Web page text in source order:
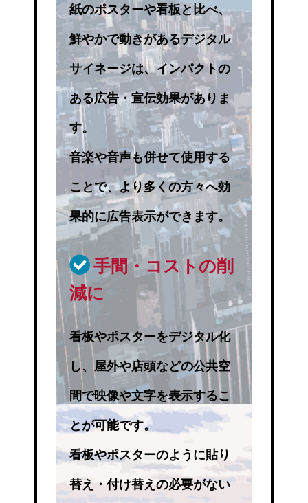
紙のポスターや看板と比べ、
鮮やかで動きがあるデジタル
サイネージは、インパクトの
ある広告・宣伝効果がありま
す。
音楽や音声も併せて使用する
ことで、より多くの方々へ効
果的に広告表示ができます。
手間・コストの削
減に
看板やポスターをデジタル化
し、屋外や店頭などの公共空
間で映像や文字を表示するこ
とが可能です。
看板やポスターのように貼り
替え・付け替えの必要がない